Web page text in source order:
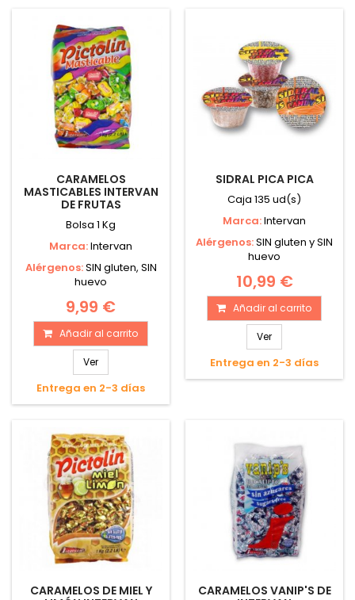
CARAMELOS
MASTICABLES INTERVAN
DE FRUTAS
Bolsa 1 Kg
Marca:Intervan
Alérgenos:SIN gluten, SIN
huevo
9,99 €
Añadir al carrito
Ver
Entrega en 2-3 días
SIDRAL PICA PICA
Caja 135 ud(s)
Marca:Intervan
Alérgenos:SIN gluten y SIN
huevo
10,99 €
Añadir al carrito
Ver
Entrega en 2-3 días
CARAMELOS DE MIEL Y
CARAMELOS VANIP'S DE